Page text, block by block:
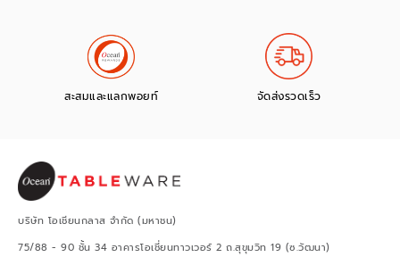
สะสมและแลกพอยท์ จัดส่งรวดเร็ว
บริษัท โอเชียนกลาส จำกัด (มหาชน)
75/88 - 90 ชั้น 34 อาคารโอเชี่ยนทาวเวอร์ 2 ถ.สุขุมวิท 19 (ซ.วัฒนา)